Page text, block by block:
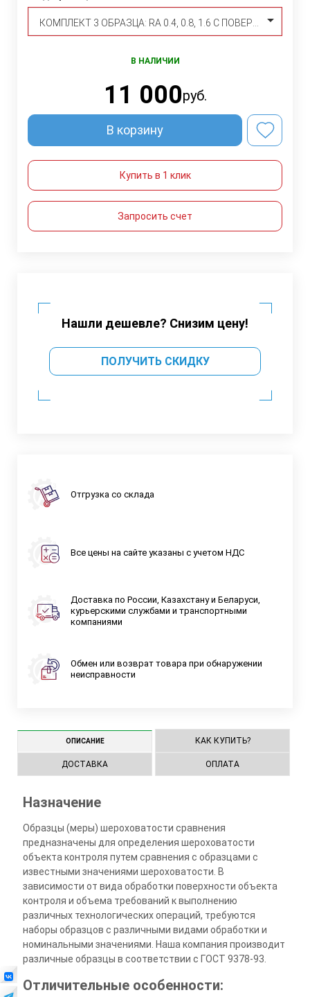
В НАЛИЧИИ
11 000руб.
В корзину
Купить в 1 клик
Запросить счет
Нашли дешевле? Снизим цену!
ПОЛУЧИТЬ СКИДКУ
Отгрузка со склада
Все цены на сайте указаны с учетом НДС
Доставка по России, Казахстану и Беларуси,
курьерскими службами и транспортными
компаниями
Обмен или возврат товара при обнаружении
неисправности
ОПИСАНИЕ КАК КУПИТЬ?
ДОСТАВКА ОПЛАТА
Назначение
Образцы (меры) шероховатости сравнения
предназначены для определения шероховатости
объекта контроля путем сравнения с образцами с
известными значениями шероховатости. В
зависимости от вида обработки поверхности объекта
контроля и объема требований к выполнению
различных технологических операций, требуются
наборы образцов с различными видами обработки и
номинальными значениями. Наша компания производит
различные образцы в соответствии с ГОСТ 9378-93.
Отличительные особенности: